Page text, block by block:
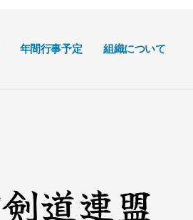
年間行事予定 組織について